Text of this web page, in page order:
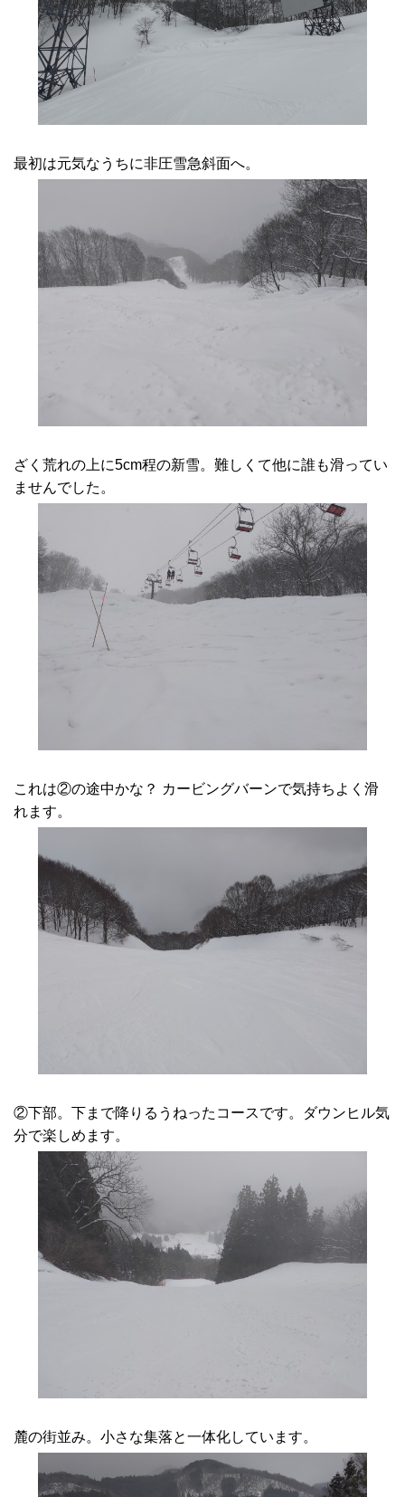
最初は元気なうちに非圧雪急斜面へ。
ざく荒れの上に5cm程の新雪。難しくて他に誰も滑ってい
ませんでした。
これは②の途中かな？ カービングバーンで気持ちよく滑
れます。
②下部。下まで降りるうねったコースです。ダウンヒル気
分で楽しめます。
麓の街並み。小さな集落と一体化しています。